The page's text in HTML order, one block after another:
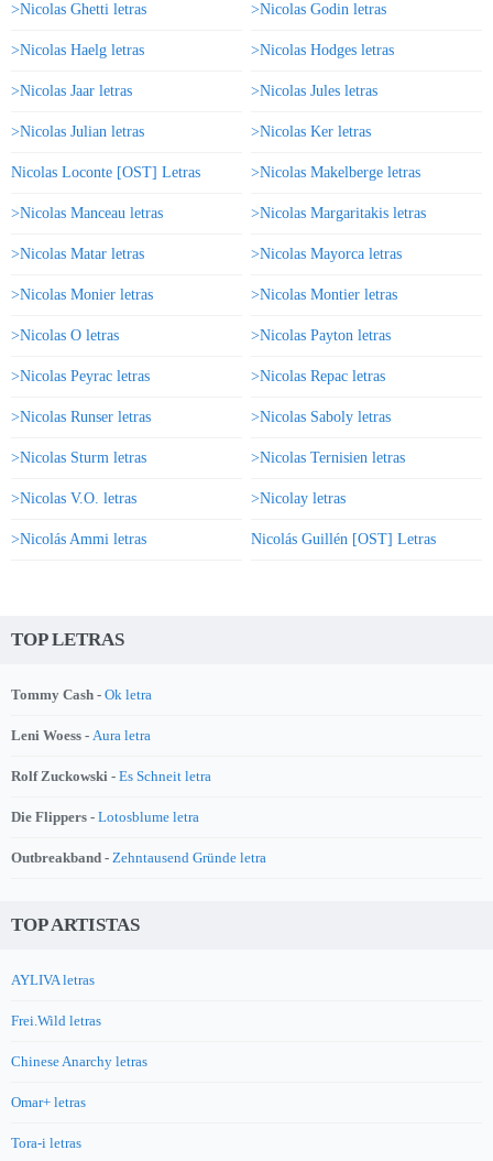
>Nicolas Ghetti letras >Nicolas Godin letras
>Nicolas Haelg letras >Nicolas Hodges letras
>Nicolas Jaar letras >Nicolas Jules letras
>Nicolas Julian letras >Nicolas Ker letras
Nicolas Loconte [OST] Letras >Nicolas Makelberge letras
>Nicolas Manceau letras >Nicolas Margaritakis letras
>Nicolas Matar letras >Nicolas Mayorca letras
>Nicolas Monier letras >Nicolas Montier letras
>Nicolas O letras >Nicolas Payton letras
>Nicolas Peyrac letras >Nicolas Repac letras
>Nicolas Runser letras >Nicolas Saboly letras
>Nicolas Sturm letras >Nicolas Ternisien letras
>Nicolas V.O. letras >Nicolay letras
>Nicolás Ammi letras Nicolás Guillén [OST] Letras
TOP LETRAS
Tommy Cash - Ok letra
Leni Woess - Aura letra
Rolf Zuckowski - Es Schneit letra
Die Flippers - Lotosblume letra
Outbreakband - Zehntausend Gründe letra
TOP ARTISTAS
AYLIVA letras
Frei.Wild letras
Chinese Anarchy letras
Omar+ letras
Tora-i letras